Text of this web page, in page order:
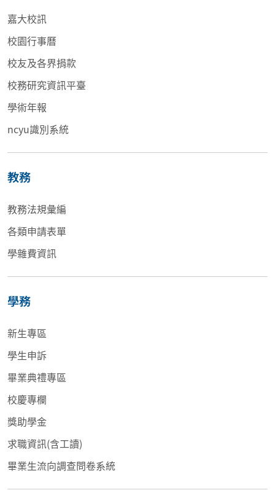
嘉大校訊
校園行事曆
校友及各界捐款
校務研究資訊平臺
學術年報
ncyu識別系統
教務
教務法規彙編
各類申請表單
學雜費資訊
學務
新生專區
學生申訴
畢業典禮專區
校慶專欄
獎助學金
求職資訊(含工讀)
畢業生流向調查問卷系統